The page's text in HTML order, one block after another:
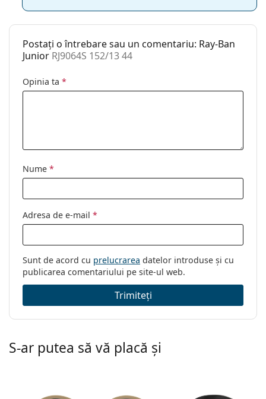
Postați o întrebare sau un comentariu: Ray-Ban
Junior RJ9064S 152/13 44
Opinia ta *
Nume *
Adresa de e-mail *
Sunt de acord cu prelucrarea datelor introduse și cu
publicarea comentariului pe site-ul web.
Trimiteți
S-ar putea să vă placă și